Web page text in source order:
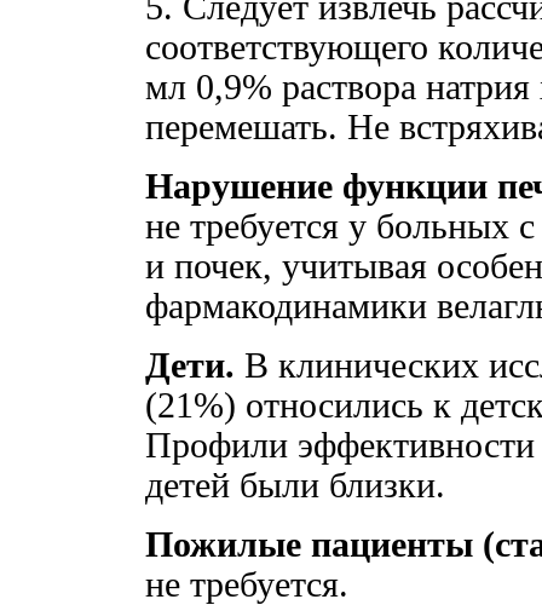
соответствующего
мл 0,9% раствора
перемешать. Не
Нарушение функции
не требуется у больных
и почек, учитывая
фармакодинамики
Дети. В клинических
(21%) относились к
Профили эффективности
детей были близки.
Пожилые пациенты
не требуется.